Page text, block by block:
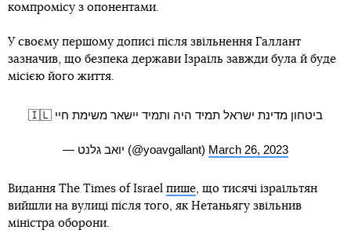
компромісу з опонентами.
У своєму першому дописі після звільнення Галлант
зазначив, що безпека держави Ізраїль завжди була й буде
місією його життя.
ביטחון מדינת ישראל תמיד היה ותמיד יישאר משימת חיי 🇮🇱
— יואב גלנט (@yoavgallant) March 26, 2023
Видання The Times of Israel пише , що тисячі ізраїльтян
вийшли на вулиці після того, як Нетаньягу звільнив
міністра оборони.